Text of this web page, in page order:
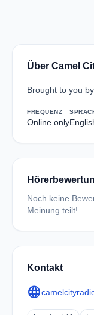
Über Camel
Brought to you
FREQUENZ
Online only
Noch keine
Meinung teilt!
Kontakt
language